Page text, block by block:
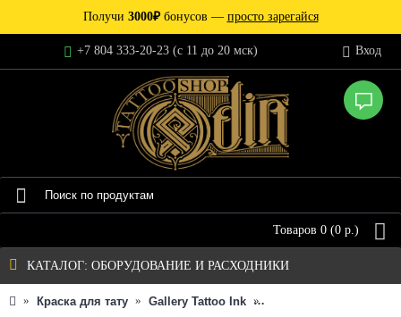
Получи 3000₽бонусов — просто зарегайся
+7 804 333-20-23 (c 11 до 20 мск) Вход
Товаров 0 (0 р.)
КАТАЛОГ: ОБОРУДОВАНИЕ И РАСХОДНИКИ
Краска для тату Gallery Tattoo Ink